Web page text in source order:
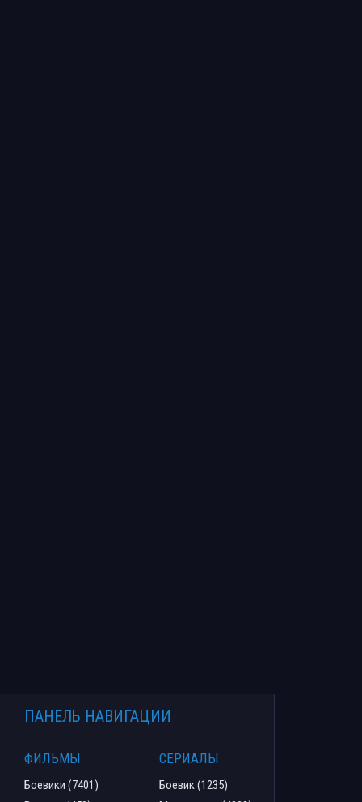
ПАНЕЛЬ НАВИГАЦИИ
ФИЛЬМЫ
Боевики (7401)
СЕРИАЛЫ
Боевик (1235)